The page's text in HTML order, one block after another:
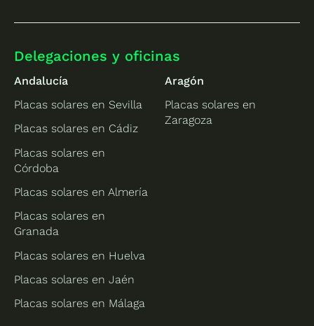
Delegaciones y oficinas
Andalucía
Placas solares en Sevilla
Placas solares en Cádiz
Placas solares en
Córdoba
Placas solares en Almería
Placas solares en
Granada
Placas solares en Huelva
Placas solares en Jaén
Placas solares en Málaga
Aragón
Placas solares en
Zaragoza